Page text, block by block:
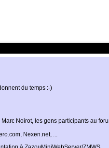
du temps :-)
Noirot, les gens participants au
Nexen.net, ...